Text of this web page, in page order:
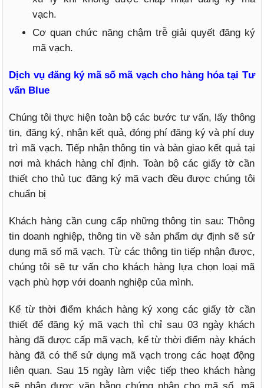
vạch.
Cơ quan chức năng chậm trễ giải quyết đăng ký
mã vạch.
Dịch vụ đăng ký mã số mã vạch cho hàng hóa tại Tư
vấn Blue
Chúng tôi thực hiện toàn bộ các bước tư vấn, lấy thông
tin, đăng ký, nhận kết quả, đóng phí đăng ký và phí duy
trì mã vạch. Tiếp nhận thông tin và bàn giao kết quả tại
nơi mà khách hàng chỉ định. Toàn bộ các giấy tờ cần
thiết cho thủ tục đăng ký mã vạch đều được chúng tôi
chuẩn bị
Khách hàng cần cung cấp những thông tin sau: Thông
tin doanh nghiệp, thông tin về sản phẩm dự định sẽ sử
dụng mã số mã vạch. Từ các thông tin tiếp nhận được,
chúng tôi sẽ tư vấn cho khách hàng lựa chọn loại mã
vạch phù hợp với doanh nghiệp của mình.
Kể từ thời điểm khách hàng ký xong các giấy tờ cần
thiết để đăng ký mã vạch thì chỉ sau 03 ngày khách
hàng đã được cấp mã vạch, kể từ thời điểm này khách
hàng đã có thể sử dụng mã vạch trong các hoạt động
liên quan. Sau 15 ngày làm việc tiếp theo khách hàng
sẽ nhận được văn bằng chứng nhận cho mã số, mã